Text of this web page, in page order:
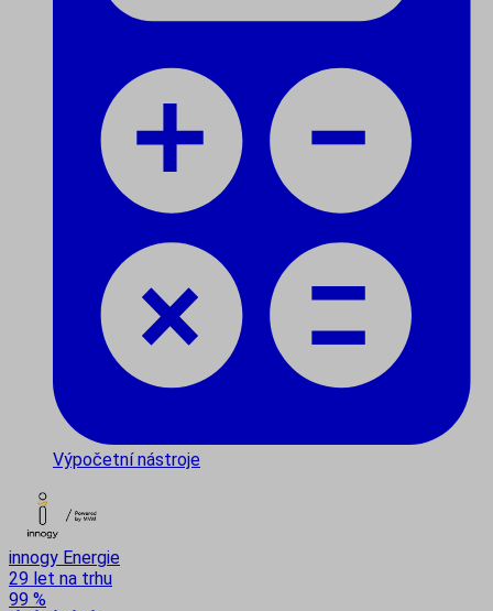
Výpočetní nástroje
innogy Energie
29 let na trhu
99 %